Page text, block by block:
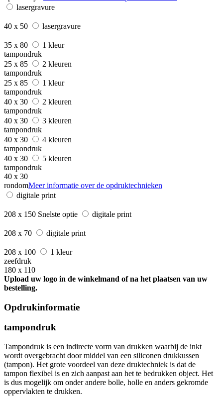
lasergravure
40 x 50 lasergravure
35 x 80
1 kleur
tampondruk
25 x 85
2 kleuren
tampondruk
25 x 85
1 kleur
tampondruk
40 x 30
2 kleuren
tampondruk
40 x 30
3 kleuren
tampondruk
40 x 30
4 kleuren
tampondruk
40 x 30
5 kleuren
tampondruk
40 x 30
rondomMeer informatie over de opdruktechnieken
digitale print
208 x 150 Snelste optie digitale print
208 x 70 digitale print
208 x 100
1 kleur
zeefdruk
180 x 110
Upload uw logo in de winkelmand of na het plaatsen van uw
bestelling.
Opdrukinformatie
tampondruk
Tampondruk is een indirecte vorm van drukken waarbij de inkt
wordt overgebracht door middel van een siliconen drukkussen
(tampon). Het grote voordeel van deze druktechniek is dat de
tampon flexibel is en zich aanpast aan het te bedrukken object. Het
is dus mogelijk om onder andere bolle, holle en anders gekromde
oppervlakten te drukken.